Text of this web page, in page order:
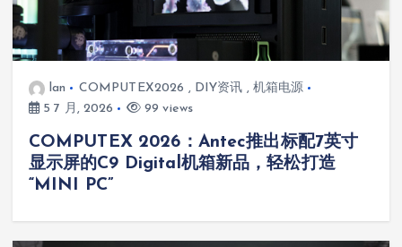
lan COMPUTEX2026 , DIY资讯 ,机箱电源
5 7 月, 2026
99 views
COMPUTEX 2026：Antec推出标配7英寸
显示屏的C9 Digital机箱新品，轻松打造
“MINI PC”